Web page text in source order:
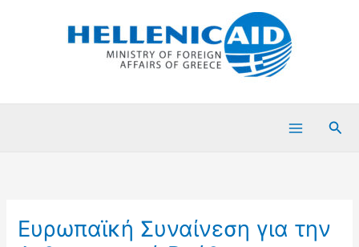
Ευρωπαϊκή Συναίνεση για την